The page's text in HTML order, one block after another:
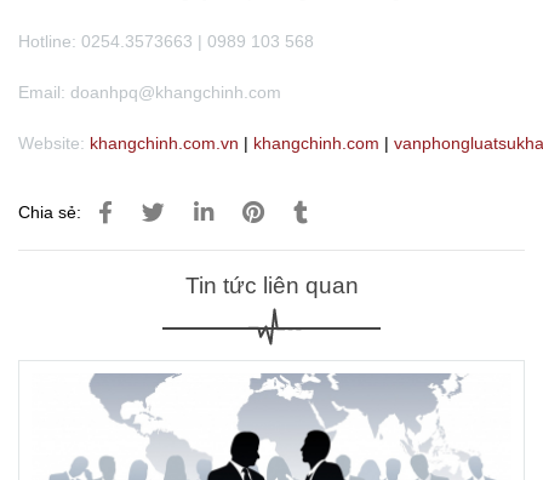
Hotline: 0254.3573663 | 0989 103 568
Email: doanhpq@khangchinh.com
Website: khangchinh.com .vn | khangchinh.com |
Chia sẻ:
Tin tức liên quan